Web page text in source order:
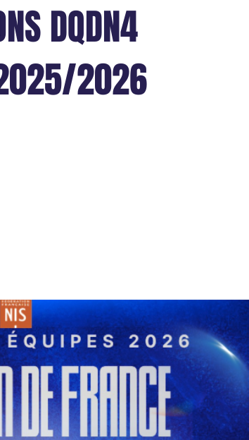
DQDN4
2026